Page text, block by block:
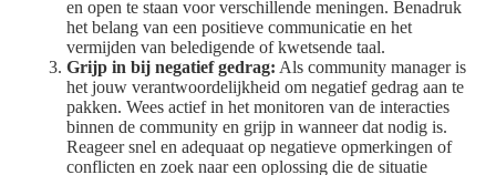
en open te staan voor verschillende meningen. Benadruk
het belang van een positieve communicatie en het
vermijden van beledigende of kwetsende taal.
Grijp in bij negatief gedrag: Als community manager is
het jouw verantwoordelijkheid om negatief gedrag aan te
pakken. Wees actief in het monitoren van de interacties
binnen de community en grijp in wanneer dat nodig is.
Reageer snel en adequaat op negatieve opmerkingen of
conflicten en zoek naar een oplossing die de situatie